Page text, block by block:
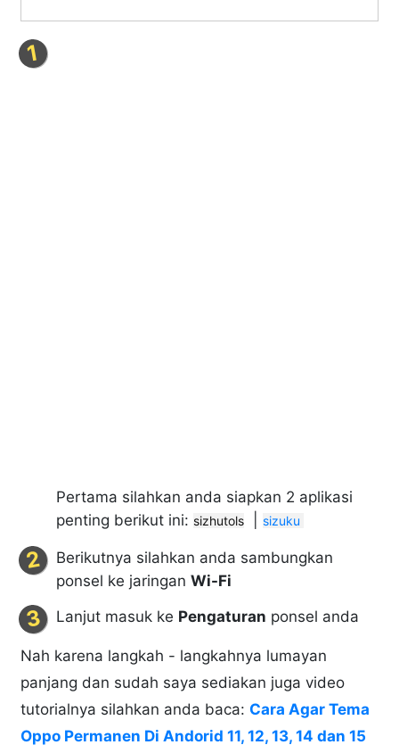
Pertama silahkan anda siapkan 2 aplikasi
penting berikut ini: sizhutols sizuku
Berikutnya silahkan anda sambungkan
ponsel ke jaringanWi-Fi
Lanjut masuk ke Pengaturan ponsel anda
Nah karena langkah - langkahnya lumayan
panjang dan sudah saya sediakan juga video
tutorialnya silahkan anda baca:Cara Agar Tema
Oppo Permanen Di Andorid 11, 12, 13, 14 dan 15